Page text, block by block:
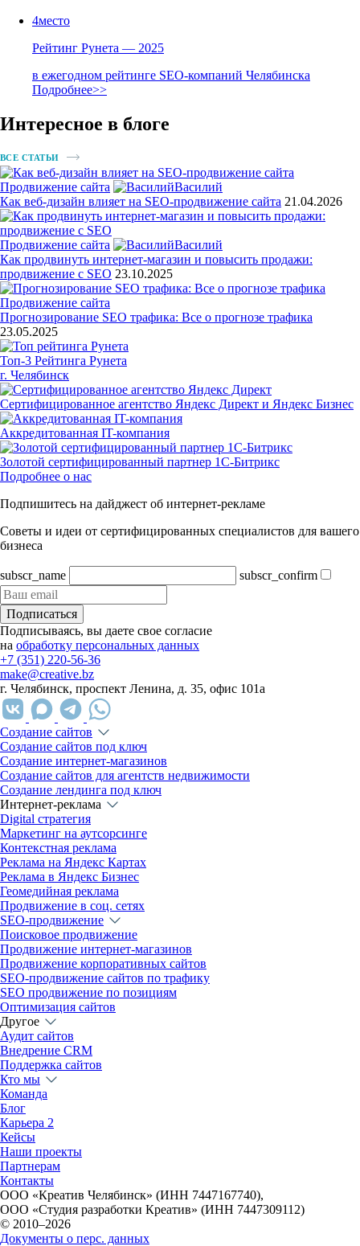
4место
Рейтинг Рунета — 2025
в ежегодном рейтинге SEO-компаний Челябинска
Подробнее>>
Интересное в блоге
ВСЕ СТАТЬИ
Продвижение сайта
Василий
Как веб-дизайн влияет на SEO-продвижение сайта 21.04.2026
Продвижение сайта
Василий
Как продвинуть интернет-магазин и повысить продажи:
продвижение с SEO 23.10.2025
Продвижение сайта
Прогнозирование SEO трафика: Все о прогнозе трафика
23.05.2025
Топ-3 Рейтинга Рунета
г. Челябинск
Сертифицированное агентство Яндекс Директ и Яндекс Бизнес
Аккредитованная IT-компания
Золотой сертифицированный партнер 1С-Битрикс
Подробнее о нас
Подпишитесь на дайджест об интернет-рекламе
Советы и идеи от сертифицированных специалистов для вашего
бизнеса
subscr_name subscr_confirm
Подписаться
Подписываясь, вы даете свое согласие
на обработку персональных данных
+7 (351) 220-56-36
make@creative.bz
г. Челябинск, проспект Ленина, д. 35, офис 101а
Создание сайтов
Создание сайтов под ключ
Создание интернет-магазинов
Создание сайтов для агентств недвижимости
Создание лендинга под ключ
Интернет-реклама
Digital стратегия
Маркетинг на аутсорсинге
Контекстная реклама
Реклама на Яндекс Картах
Реклама в Яндекс Бизнес
Геомедийная реклама
Продвижение в соц. сетях
SEO-продвижение
Поисковое продвижение
Продвижение интернет-магазинов
Продвижение корпоративных сайтов
SEO-продвижение сайтов по трафику
SEO продвижение по позициям
Оптимизация сайтов
Другое
Аудит сайтов
Внедрение CRM
Поддержка сайтов
Кто мы
Команда
Блог
Карьера 2
Кейсы
Наши проекты
Партнерам
Контакты
ООО «Креатив Челябинск» (ИНН 7447167740),
ООО «Студия разработки Креатив» (ИНН 7447309112)
© 2010–2026
Документы о перс. данных